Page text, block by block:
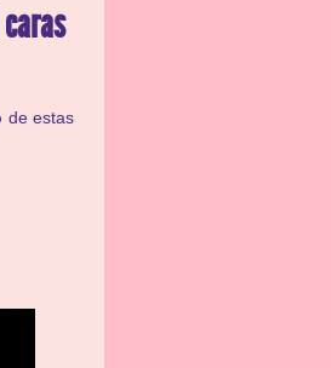
de estas